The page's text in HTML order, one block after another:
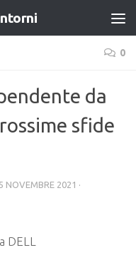
0
da
sfide
5 NOVEMBRE 2021 ·